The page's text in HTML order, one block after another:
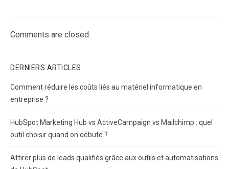
Comments are closed.
DERNIERS ARTICLES
Comment réduire les coûts liés au matériel informatique en
entreprise ?
HubSpot Marketing Hub vs ActiveCampaign vs Mailchimp : quel
outil choisir quand on débute ?
Attirer plus de leads qualifiés grâce aux outils et automatisations